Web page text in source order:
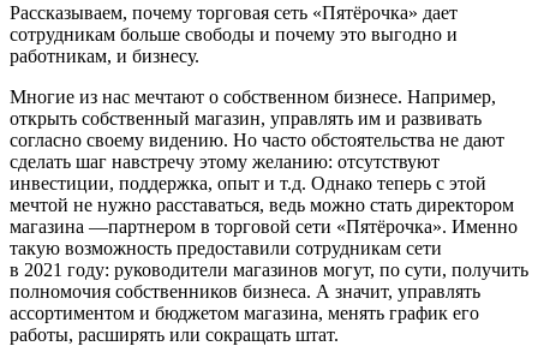
Рассказываем, почему торговая сеть «Пятёрочка» дает
сотрудникам больше свободы и почему это выгодно и
работникам, и бизнесу.
Многие из нас мечтают о собственном бизнесе. Например,
открыть собственный магазин, управлять им и развивать
согласно своему видению. Но часто обстоятельства не дают
сделать шаг навстречу этому желанию: отсутствуют
инвестиции, поддержка, опыт и т.д. Однако теперь с этой
мечтой не нужно расставаться, ведь можно стать директором
магазина —партнером в торговой сети «Пятёрочка». Именно
такую возможность предоставили сотрудникам сети
в 2021 году: руководители магазинов могут, по сути, получить
полномочия собственников бизнеса. А значит, управлять
ассортиментом и бюджетом магазина, менять график его
работы, расширять или сокращать штат.